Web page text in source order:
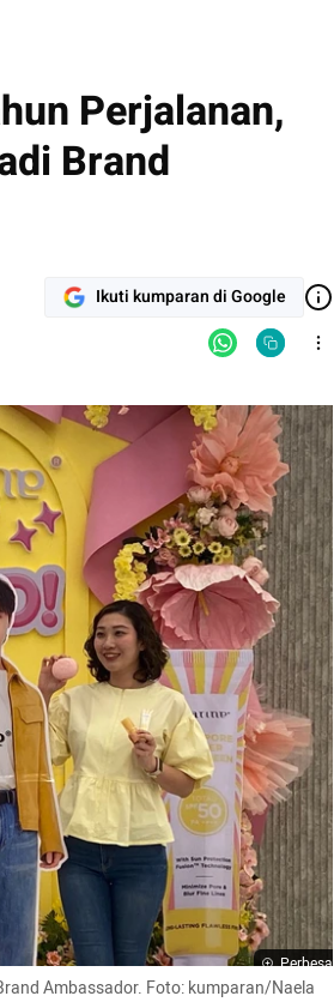
Perjalanan,
Brand
Ikuti kumparan di Google
Perbesar
Ambassador. Foto: kumparan/Naela